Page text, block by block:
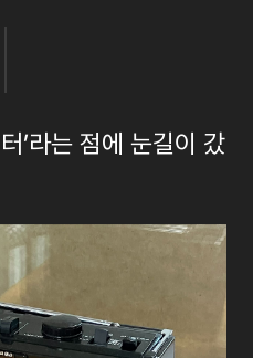
’라는 점에 눈길이 갔